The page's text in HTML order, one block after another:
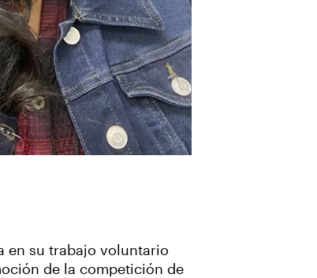
en su trabajo voluntario
de la competición de